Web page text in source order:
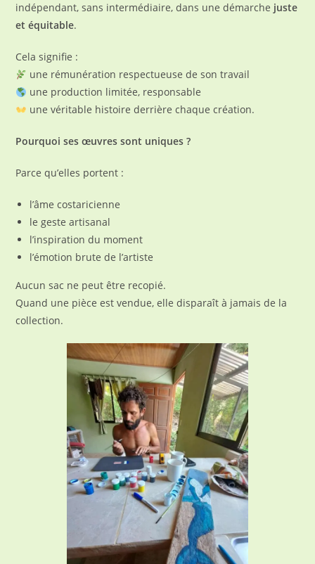
indépendant, sans intermédiaire, dans une démarche juste
et équitable.
Cela signifie :
une rémunération respectueuse de son travail
une production limitée, responsable
une véritable histoire derrière chaque création.
Pourquoi ses œuvres sont uniques ?
Parce qu’elles portent :
l’âme costaricienne
le geste artisanal
l’inspiration du moment
l’émotion brute de l’artiste
Aucun sac ne peut être recopié.
Quand une pièce est vendue, elle disparaît à jamais de la
collection.